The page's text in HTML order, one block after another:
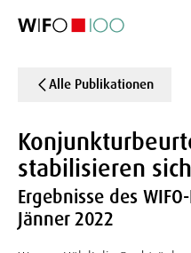
Alle Publikationen
stabilisieren sich
Ergebnisse des
Jänner 2022